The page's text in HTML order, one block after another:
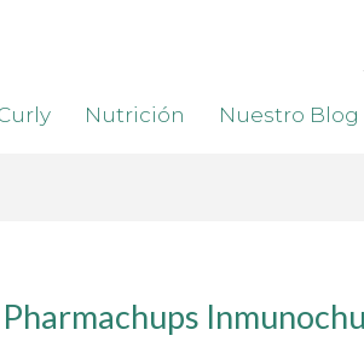
Nutrición Nuestro Blog
Pharmachups